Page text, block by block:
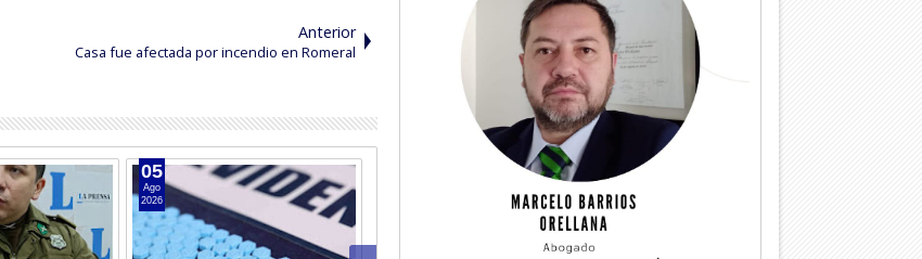
Anterior
Casa fue afectada por incendio en Romeral
05
Ago
2026
04
2026